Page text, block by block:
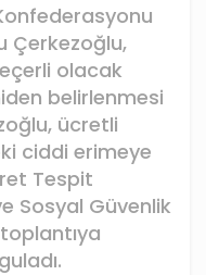
Çerkezoğlu,
olacak
belirlenmesi
ücretli
ciddi erimeye
Tespit
Sosyal Güvenlik